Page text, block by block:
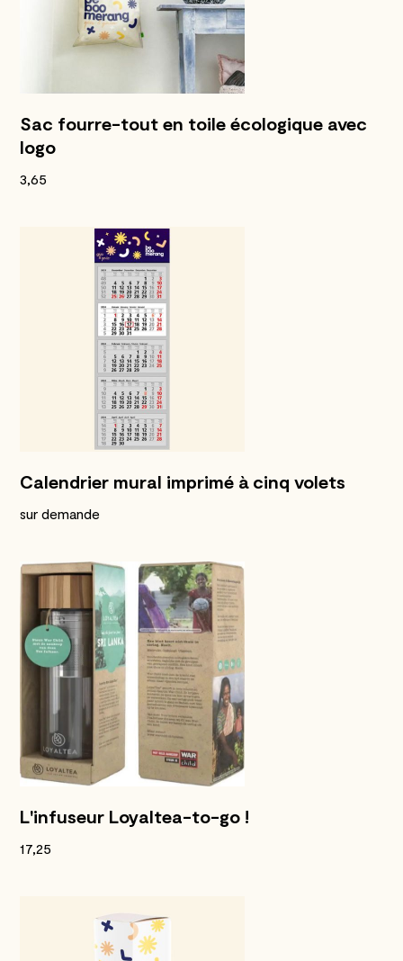
Sac fourre-tout en toile écologique avec
logo
3,65
Calendrier mural imprimé à cinq volets
sur demande
L'infuseur Loyaltea-to-go !
17,25